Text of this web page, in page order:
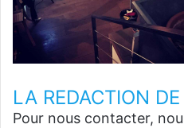
LA REDACTION
Pour nous contacter,